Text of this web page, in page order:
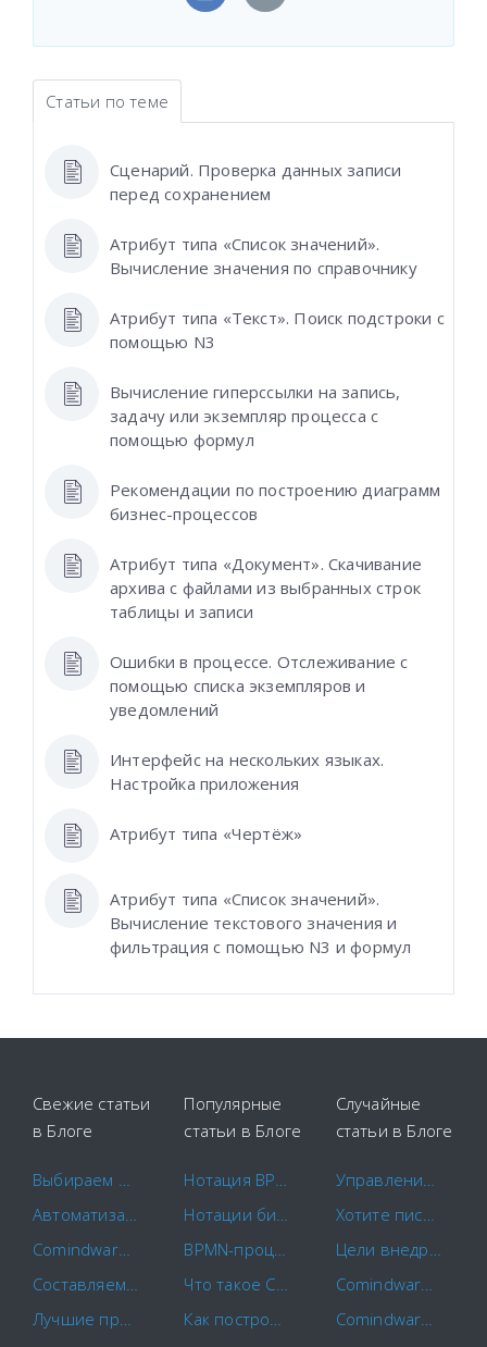
Статьи по теме
Сценарий. Проверка данных записи
перед сохранением
Атрибут типа «Список значений».
Вычисление значения по справочнику
Атрибут типа «Текст». Поиск подстроки с
помощью N3
Вычисление гиперссылки на запись,
задачу или экземпляр процесса с
помощью формул
Рекомендации по построению диаграмм
бизнес-процессов
Атрибут типа «Документ». Скачивание
архива с файлами из выбранных строк
таблицы и записи
Ошибки в процессе. Отслеживание с
помощью списка экземпляров и
уведомлений
Интерфейс на нескольких языках.
Настройка приложения
Атрибут типа «Чертёж»
Атрибут типа «Список значений».
Вычисление текстового значения и
фильтрация с помощью N3 и формул
Свежие статьи
в Блоге
Comindware и САПРАН начинают совместное внедрение российских CX-решений
Популярные
статьи в Блоге
Случайные
статьи в Блоге